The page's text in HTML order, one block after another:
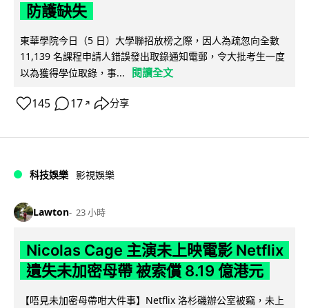
防護缺失
東華學院今日（5 日）大學聯招放榜之際，因人為疏忽向全數
11,139 名課程申請人錯誤發出取錄通知電郵，令大批考生一度
以為獲得學位取錄，事...
閱讀全文
145 17 ↗ 分享
科技娛樂 影視娛樂
Lawton 23 小時
Nicolas Cage 主演未上映電影 Netflix
遺失未加密母帶 被索償 8.19 億港元
【唔見未加密母帶咁大件事】Netflix 洛杉磯辦公室被竊，未上